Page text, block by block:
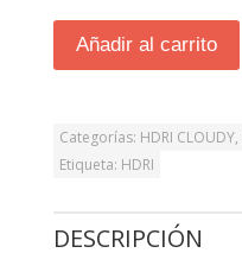
Añadir al carrito
Categorías: HDRI CLOUDY,
Etiqueta: HDRI
DESCRIPCIÓN